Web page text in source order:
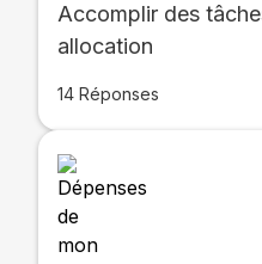
Accomplir des
allocation
14 Réponses